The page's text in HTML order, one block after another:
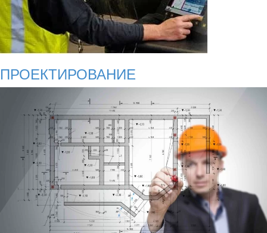
ПРОЕКТИРОВАНИЕ